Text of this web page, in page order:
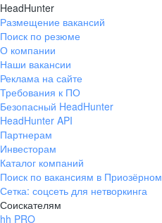
HeadHunter
Размещение вакансий
Поиск по резюме
О компании
Наши вакансии
Реклама на сайте
Требования к ПО
Безопасный HeadHunter
HeadHunter API
Партнерам
Инвесторам
Каталог компаний
Поиск по вакансиям в Приозёрном
Сетка: соцсеть для нетворкинга
Соискателям
hh PRO